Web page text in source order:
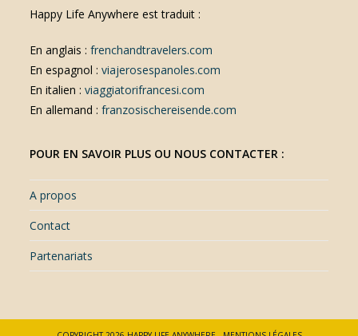
Happy Life Anywhere est traduit :
En anglais :frenchandtravelers.com
En espagnol :viajerosespanoles.com
En italien :viaggiatorifrancesi.com
En allemand :franzosischereisende.com
POUR EN SAVOIR PLUS OU NOUS CONTACTER :
A propos
Contact
Partenariats